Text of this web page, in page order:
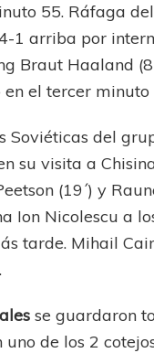
55. Ráfaga
1 arriba por
Braut Haaland
el tercer minuto
Soviéticas del
su visita a
(19´) y
Ion Nicolescu a
tarde. Mihail
se guardaron
de los 2